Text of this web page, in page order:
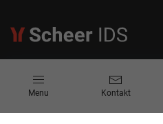
Menu Kontakt
Informationen
Kontakt